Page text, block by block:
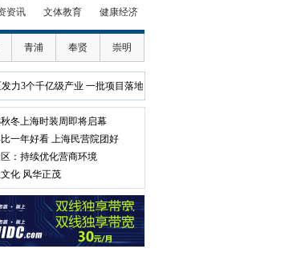
健康经济
文体教育
资讯
青浦 奉贤 崇明
3个千亿级产业 一批项目落地
秋冬上海时装周即将启幕
一年好看 上海民营院团好
：持续优化营商环境
化 风华正茂